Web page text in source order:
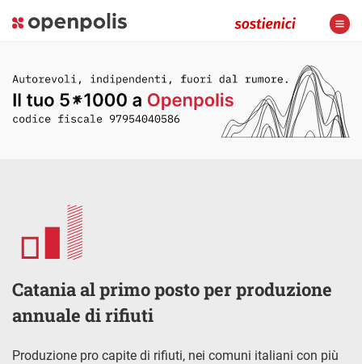
Catania al primo posto per produzione
annuale di rifiuti
Produzione pro capite di rifiuti, nei comuni italiani con più